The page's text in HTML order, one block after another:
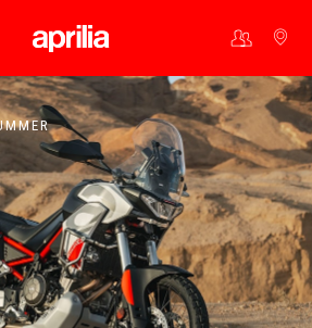
Aller au contenu principal